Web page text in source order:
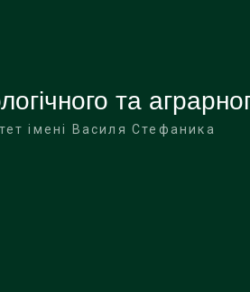
та
імені Василя Стефаника